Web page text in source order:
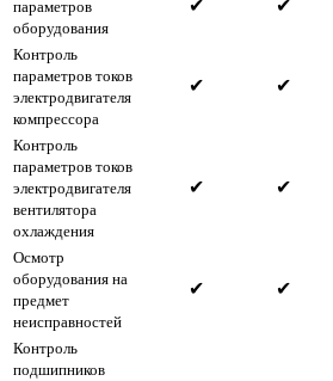
параметров
оборудования
✔ ✔
Контроль
параметров токов
электродвигателя
компрессора
✔ ✔
Контроль
параметров токов
электродвигателя
вентилятора
охлаждения
✔ ✔
Осмотр
оборудования на
предмет
неисправностей
✔ ✔
Контроль
подшипников